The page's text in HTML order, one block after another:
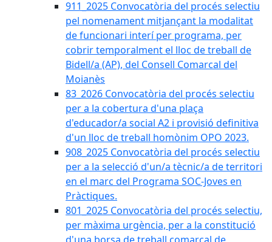
911_2025 Convocatòria del procés selectiu
pel nomenament mitjançant la modalitat
de funcionari interí per programa, per
cobrir temporalment el lloc de treball de
Bidell/a (AP), del Consell Comarcal del
Moianès
83_2026 Convocatòria del procés selectiu
per a la cobertura d'una plaça
d'educador/a social A2 i provisió definitiva
d'un lloc de treball homònim OPO 2023.
908_2025 Convocatòria del procés selectiu
per a la selecció d'un/a tècnic/a de territori
en el marc del Programa SOC-Joves en
Pràctiques.
801_2025 Convocatòria del procés selectiu,
per màxima urgència, per a la constitució